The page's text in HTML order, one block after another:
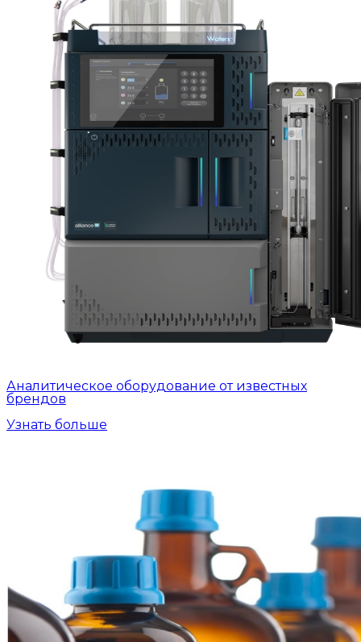
Аналитическое оборудование от известных
брендов
Узнать больше